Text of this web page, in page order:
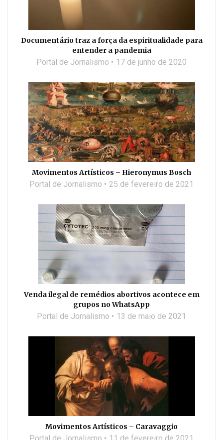
Documentário traz a força da espiritualidade para
entender a pandemia
Portal de Jornalismo 17 de junho de 2020
Movimentos Artísticos – Hieronymus Bosch
Portal de Jornalismo 25 de fevereiro de 2021
Venda ilegal de remédios abortivos acontece em
grupos no WhatsApp
Portal de Jornalismo 13 de maio de 2021
Movimentos Artísticos – Caravaggio